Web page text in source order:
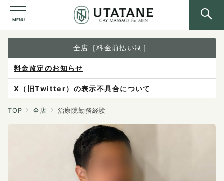
MENU
全店［料金前払い制］
料金改定のお知らせ
X（旧Twitter）の表示不具合について
ご予約は各店へ直接お問い合わせください。
料金は当日施術前にお支払いください。
感染症防止対策について
TOP 全店 治療院勤務経験